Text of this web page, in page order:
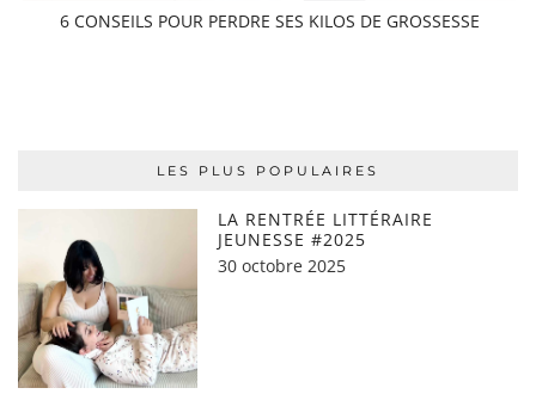
6 CONSEILS POUR PERDRE SES KILOS DE GROSSESSE
LES PLUS POPULAIRES
LA RENTRÉE LITTÉRAIRE
JEUNESSE #2025
30 octobre 2025